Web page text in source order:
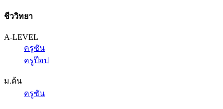
ชีววิทยา
A-LEVEL
ครูซัน
ครูป๊อป
ม.ต้น
ครูซัน